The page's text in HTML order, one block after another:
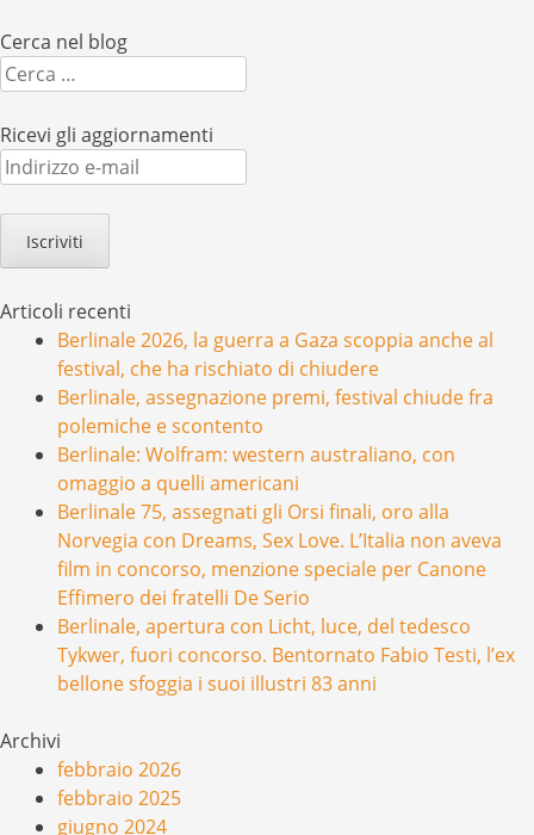
Cerca nel blog
Cerca
Ricevi gli aggiornamenti
Indirizzo
e-
mail
Articoli recenti
Berlinale 2026, la guerra a Gaza scoppia anche al
festival, che ha rischiato di chiudere
Berlinale, assegnazione premi, festival chiude fra
polemiche e scontento
Berlinale: Wolfram: western australiano, con
omaggio a quelli americani
Berlinale 75, assegnati gli Orsi finali, oro alla
Norvegia con Dreams, Sex Love. L’Italia non aveva
film in concorso, menzione speciale per Canone
Effimero dei fratelli De Serio
Berlinale, apertura con Licht, luce, del tedesco
Tykwer, fuori concorso. Bentornato Fabio Testi, l’ex
bellone sfoggia i suoi illustri 83 anni
Archivi
febbraio 2026
febbraio 2025
giugno 2024